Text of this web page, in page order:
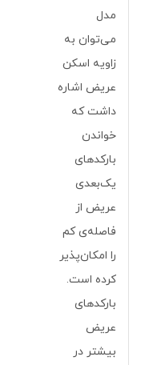
مدل
می‌توان به
زاویه اسکن
عریض اشاره
داشت که
خواندن
بارکدهای
یک‌بعدی
عریض از
فاصله‌ی کم
را امکان‌پذیر
کرده است.
بارکدهای
عریض
بیشتر در